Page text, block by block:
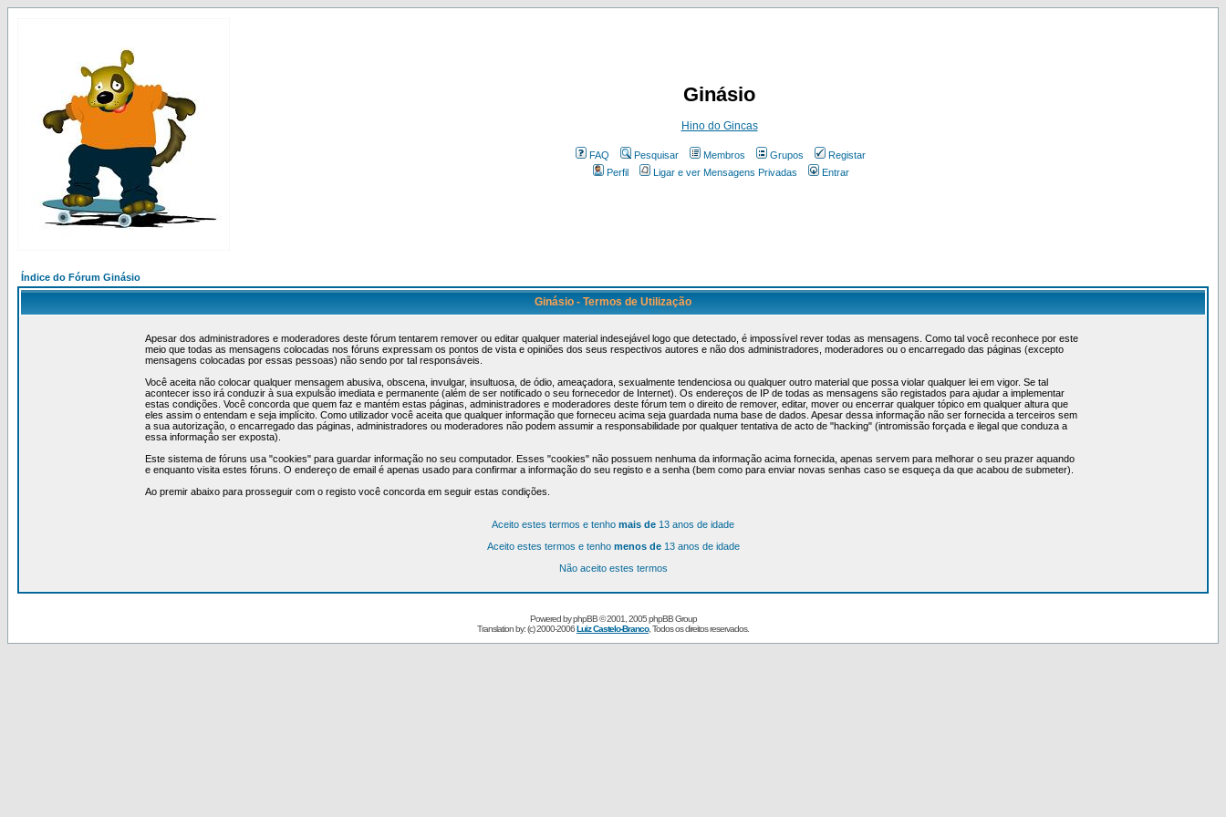
Ginásio
Hino do Gincas
FAQ Pesquisar Membros Grupos
Registar
Perfil
Ligar e ver Mensagens Privadas Entrar
Índice do Fórum Ginásio
Ginásio - Termos de Utilização
Apesar dos administradores e moderadores deste fórum tentarem remover ou editar qualquer material indesejável logo que detectado, é impossível rever todas as mensagens. Como tal você reconhece por este
meio que todas as mensagens colocadas nos fóruns expressam os pontos de vista e opiniões dos seus respectivos autores e não dos administradores, moderadores ou o encarregado das páginas (excepto
mensagens colocadas por essas pessoas) não sendo por tal responsáveis.
Você aceita não colocar qualquer mensagem abusiva, obscena, invulgar, insultuosa, de ódio, ameaçadora, sexualmente tendenciosa ou qualquer outro material que possa violar qualquer lei em vigor. Se tal
acontecer isso irá conduzir à sua expulsão imediata e permanente (além de ser notificado o seu fornecedor de Internet). Os endereços de IP de todas as mensagens são registados para ajudar a implementar
estas condições. Você concorda que quem faz e mantém estas páginas, administradores e moderadores deste fórum tem o direito de remover, editar, mover ou encerrar qualquer tópico em qualquer altura que
eles assim o entendam e seja implícito. Como utilizador você aceita que qualquer informação que forneceu acima seja guardada numa base de dados. Apesar dessa informação não ser fornecida a terceiros sem
a sua autorização, o encarregado das páginas, administradores ou moderadores não podem assumir a responsabilidade por qualquer tentativa de acto de "hacking" (intromissão forçada e ilegal que conduza a
essa informação ser exposta).
Este sistema de fóruns usa "cookies" para guardar informação no seu computador. Esses "cookies" não possuem nenhuma da informação acima fornecida, apenas servem para melhorar o seu prazer aquando
e enquanto visita estes fóruns. O endereço de email é apenas usado para confirmar a informação do seu registo e a senha (bem como para enviar novas senhas caso se esqueça da que acabou de submeter).
Ao premir abaixo para prosseguir com o registo você concorda em seguir estas condições.
Aceito estes termos e tenho mais de 13 anos de idade
Aceito estes termos e tenho menos de13 anos de idade
Não aceito estes termos
Powered byphpBB© 2001, 2005 phpBB Group
Translation by: (c) 2000-2006Luiz Castelo-Branco, Todos os direitos reservados.